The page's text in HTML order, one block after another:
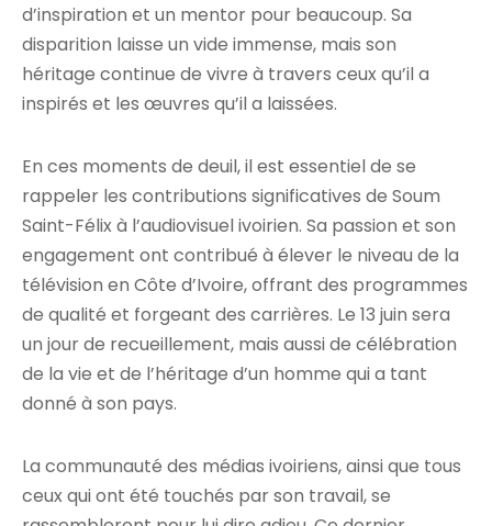
d’inspiration et un mentor pour beaucoup. Sa
disparition laisse un vide immense, mais son
héritage continue de vivre à travers ceux qu’il a
inspirés et les œuvres qu’il a laissées.
En ces moments de deuil, il est essentiel de se
rappeler les contributions significatives de Soum
Saint-Félix à l’audiovisuel ivoirien. Sa passion et son
engagement ont contribué à élever le niveau de la
télévision en Côte d’Ivoire, offrant des programmes
de qualité et forgeant des carrières. Le 13 juin sera
un jour de recueillement, mais aussi de célébration
de la vie et de l’héritage d’un homme qui a tant
donné à son pays.
La communauté des médias ivoiriens, ainsi que tous
ceux qui ont été touchés par son travail, se